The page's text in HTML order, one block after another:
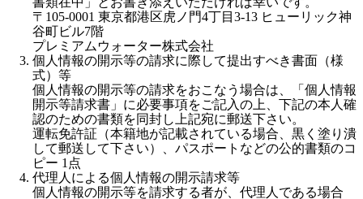
〒105-0001 東京都港区虎ノ門4丁目3-13 ヒューリック神
谷町ビル7階
プレミアムウォーター株式会社
個人情報の開示等の請求に際して提出すべき書面（様
式）等
個人情報の開示等の請求をおこなう場合は、「個人情報
開示等請求書」に必要事項をご記入の上、下記の本人確
認のための書類を同封し上記宛に郵送下さい。
運転免許証（本籍地が記載されている場合、黒く塗り潰
して郵送して下さい）、パスポートなどの公的書類のコ
ピー 1点
代理人による個人情報の開示請求等
個人情報の開示等を請求する者が、代理人である場合